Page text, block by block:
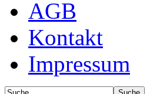
AGB
Kontakt
Impressum